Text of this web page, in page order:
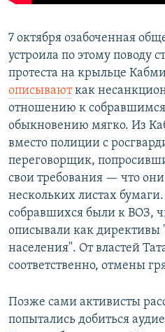
7 октября озабоченная
устроила по этому поводу
протеста на крыльце
описываюткак
отношению к собравшимся
обыкновению мягко. Из
вместо полиции с
переговорщик,
свои требования — что
нескольких листах
собравшихся были к ВОЗ,
описывали как
населения". От властей
соответственно, отмены
Позже сами активисты
попытались добиться